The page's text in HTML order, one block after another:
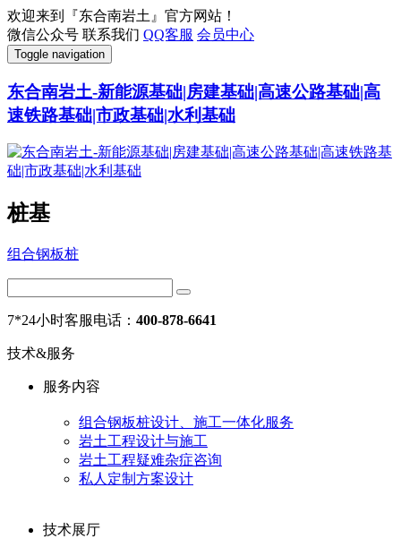
欢迎来到『东合南岩土』官方网站！
微信公众号 联系我们 QQ客服 会员中心
Toggle navigation
东合南岩土-新能源基础|房建基础|高速公路基础|高
速铁路基础|市政基础|水利基础
桩基
组合钢板桩
7*24小时客服电话： 400-878-6641
技术&服务
服务内容
组合钢板桩设计、施工一体化服务
岩土工程设计与施工
岩土工程疑难杂症咨询
私人定制方案设计
技术展厅